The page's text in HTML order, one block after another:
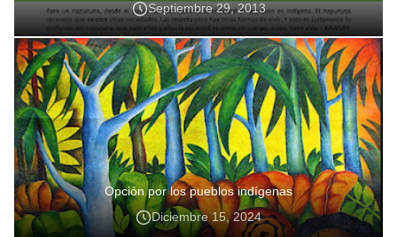
Septiembre 29, 2013
Opción por los pueblos indígenas
Diciembre 15, 2024